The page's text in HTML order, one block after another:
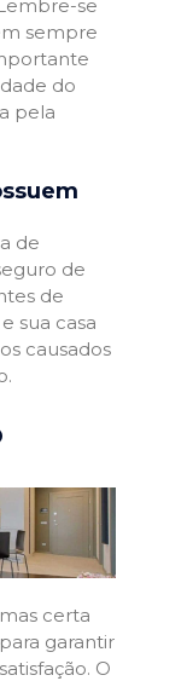
se
sempre
do
pela
de
de
de
sua casa
causados
certa
garantir
O